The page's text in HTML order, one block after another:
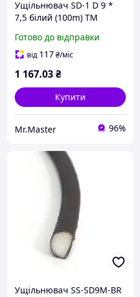
Ущільнювач SD-1 D 9 *
7,5 білий (100m) ТМ
Готово до відправки
від 117₴/міс
1 167.03₴
Купити
Mr.Master 96%
Ущільнювач SS-SD9M-BR